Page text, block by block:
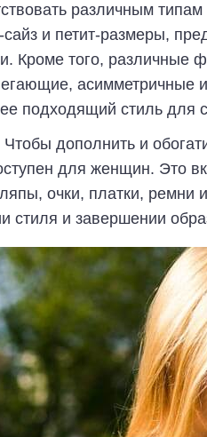
различным
и петит-размеры,
Кроме того, различные
асимметричные
подходящий стиль для
дополнить и
для женщин. Это
очки, платки, ремни
стиля и завершении